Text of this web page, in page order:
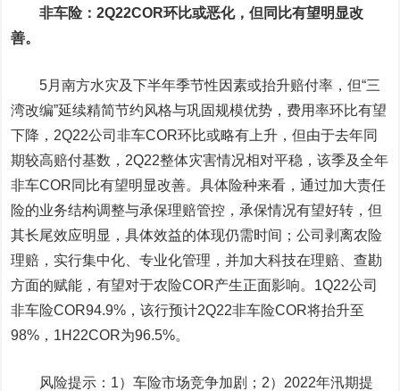
非车险：2Q22COR环比或恶化，但同比有望明显改
善。
5月南方水灾及下半年季节性因素或抬升赔付率，但“三
湾改编”延续精简节约风格与巩固规模优势，费用率环比有望
下降，2Q22公司非车COR环比或略有上升，但由于去年同
期较高赔付基数，2Q22整体灾害情况相对平稳，该季及全年
非车COR同比有望明显改善。具体险种来看，通过加大责任
险的业务结构调整与承保理赔管控，承保情况有望好转，但
其长尾效应明显，具体效益的体现仍需时间；公司剥离农险
理赔，实行集中化、专业化管理，并加大科技在理赔、查勘
方面的赋能，有望对于农险COR产生正面影响。1Q22公司
非车险COR94.9%，该行预计2Q22非车险COR将抬升至
98%，1H22COR为96.5%。
风险提示：1）车险市场竞争加剧；2）2022年汛期提